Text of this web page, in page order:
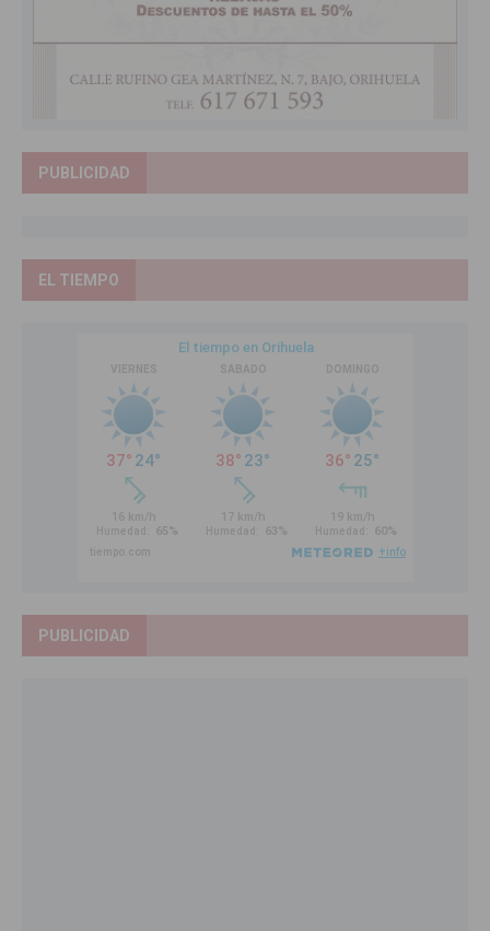
PUBLICIDAD
EL TIEMPO
PUBLICIDAD